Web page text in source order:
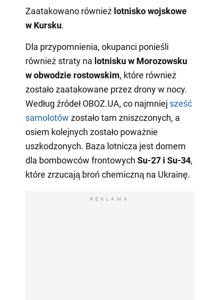
Zaatakowano również lotnisko wojskowe
w Kursku.
Dla przypomnienia, okupanci ponieśli
również straty na lotnisku w Morozowsku
w obwodzie rostowskim, które również
zostało zaatakowane przez drony w nocy.
Według źródeł OBOZ.UA, co najmniej sześć
samolotów zostało tam zniszczonych, a
osiem kolejnych zostało poważnie
uszkodzonych. Baza lotnicza jest domem
dla bombowców frontowych Su-27 i Su-34,
które zrzucają broń chemiczną na Ukrainę.
REKLAMA